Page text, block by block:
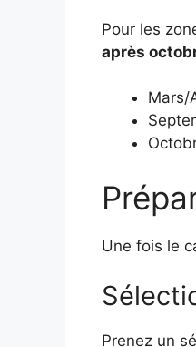
Pour les
après
Mars/
Une fois le
Prenez un